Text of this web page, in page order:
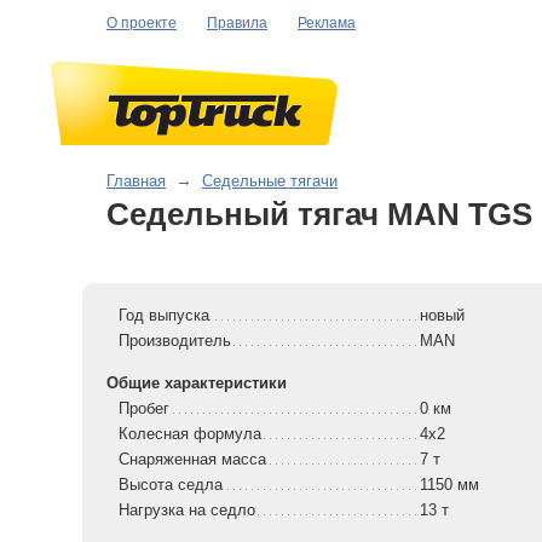
О проекте Правила Реклама
Главная → Седельные тягачи
Седельный тягач MAN TGS
Год выпуска
новый
Производитель
MAN
Общие характеристики
Пробег
0 км
Колесная формула
4x2
Снаряженная масса
7 т
Высота седла
1150 мм
Нагрузка на седло
13 т